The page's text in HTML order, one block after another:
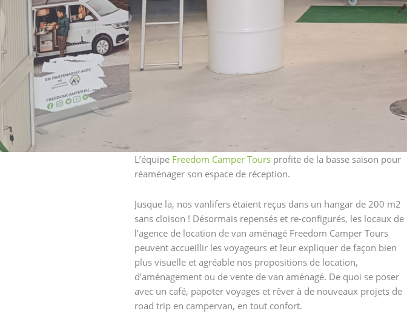
L’équipe Freedom Camper Tours profite de la basse saison pour
réaménager son espace de réception.
Jusque la, nos vanlifers étaient reçus dans un hangar de 200 m2
sans cloison ! Désormais repensés et re-configurés, les locaux de
l’agence de location de van aménagé Freedom Camper Tours
peuvent accueillir les voyageurs et leur expliquer de façon bien
plus visuelle et agréable nos propositions de location,
d’aménagement ou de vente de van aménagé. De quoi se poser
avec un café, papoter voyages et rêver à de nouveaux projets de
road trip en campervan, en tout confort.